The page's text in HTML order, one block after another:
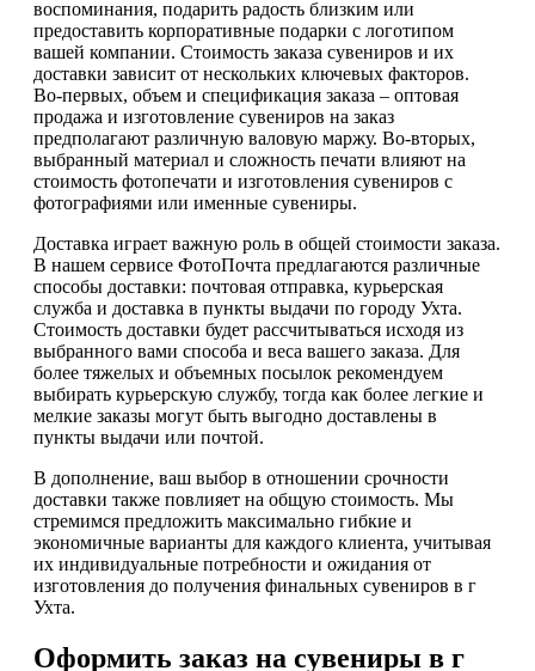
воспоминания, подарить радость близким или
предоставить корпоративные подарки с логотипом
вашей компании. Стоимость заказа сувениров и их
доставки зависит от нескольких ключевых факторов.
Во-первых, объем и спецификация заказа – оптовая
продажа и изготовление сувениров на заказ
предполагают различную валовую маржу. Во-вторых,
выбранный материал и сложность печати влияют на
стоимость фотопечати и изготовления сувениров с
фотографиями или именные сувениры.
Доставка играет важную роль в общей стоимости заказа.
В нашем сервисе ФотоПочта предлагаются различные
способы доставки: почтовая отправка, курьерская
служба и доставка в пункты выдачи по городу Ухта.
Стоимость доставки будет рассчитываться исходя из
выбранного вами способа и веса вашего заказа. Для
более тяжелых и объемных посылок рекомендуем
выбирать курьерскую службу, тогда как более легкие и
мелкие заказы могут быть выгодно доставлены в
пункты выдачи или почтой.
В дополнение, ваш выбор в отношении срочности
доставки также повлияет на общую стоимость. Мы
стремимся предложить максимально гибкие и
экономичные варианты для каждого клиента, учитывая
их индивидуальные потребности и ожидания от
изготовления до получения финальных сувениров в г
Ухта.
Оформить заказ на сувениры в г